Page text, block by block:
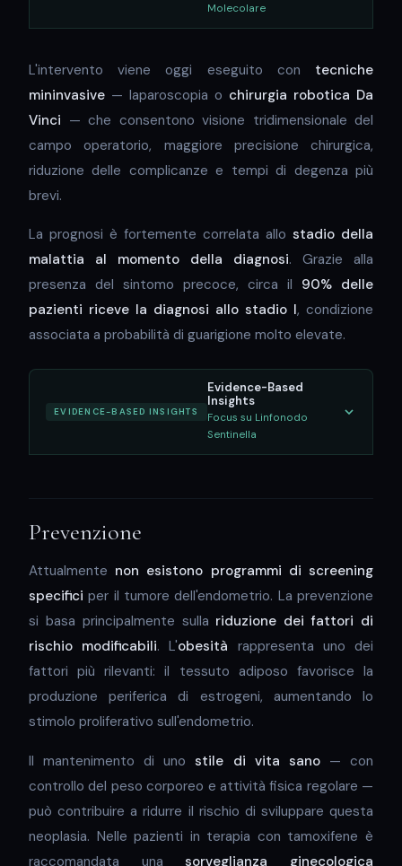
Molecolare
L'intervento viene oggi eseguito con tecniche
mininvasive — laparoscopia o chirurgia robotica Da
Vinci — che consentono visione tridimensionale del
campo operatorio, maggiore precisione chirurgica,
riduzione delle complicanze e tempi di degenza più
brevi.
La prognosi è fortemente correlata allo stadio della
malattia al momento della diagnosi. Grazie alla
presenza del sintomo precoce, circa il 90% delle
pazienti riceve la diagnosi allo stadio I, condizione
associata a probabilità di guarigione molto elevate.
EVIDENCE-BASED INSIGHTS
Evidence-Based
Insights
Focus su Linfonodo
Sentinella
Prevenzione
Attualmente non esistono programmi di screening
specifici per il tumore dell'endometrio. La prevenzione
si basa principalmente sulla riduzione dei fattori di
rischio modificabili. L'obesità rappresenta uno dei
fattori più rilevanti: il tessuto adiposo favorisce la
produzione periferica di estrogeni, aumentando lo
stimolo proliferativo sull'endometrio.
Il mantenimento di unostile di vita sano— con
controllo del peso corporeo e attività fisica regolare —
può contribuire a ridurre il rischio di sviluppare questa
neoplasia. Nelle pazienti in terapia con tamoxifene è
raccomandata unasorveglianza ginecologica